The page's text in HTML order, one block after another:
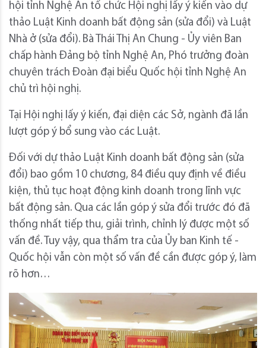
hội tỉnh Nghệ An tổ chức Hội nghị lấy ý kiến vào dự
thảo Luật Kinh doanh bất động sản (sửa đổi) và Luật
Nhà ở (sửa đổi). Bà Thái Thị An Chung - Ủy viên Ban
chấp hành Đảng bộ tỉnh Nghệ An, Phó trưởng đoàn
chuyên trách Đoàn đại biểu Quốc hội tỉnh Nghệ An
chủ trì hội nghị.
Tại Hội nghị lấy ý kiến, đại diện các Sở, ngành đã lần
lượt góp ý bổ sung vào các Luật.
Đối với dự thảo Luật Kinh doanh bất động sản (sửa
đổi) bao gồm 10 chương, 84 điều quy định về điều
kiện, thủ tục hoạt động kinh doanh trong lĩnh vực
bất động sản. Qua các lần góp ý sửa đổi trước đó đã
thống nhất tiếp thu, giải trình, chỉnh lý được một số
vấn đề. Tuy vậy, qua thẩm tra của Ủy ban Kinh tế -
Quốc hội vẫn còn một số vấn đề cần được góp ý, làm
rõ hơn…